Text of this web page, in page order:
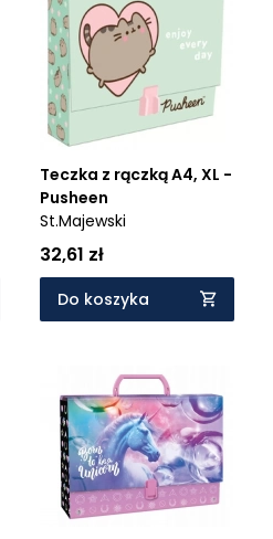
Teczka z rączką A4, XL -
Pusheen
St.Majewski
32,61 zł
Do koszyka